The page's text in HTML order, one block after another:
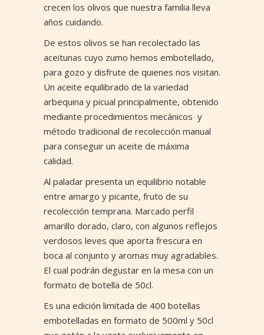
crecen los olivos que nuestra familia lleva
años cuidando.
De estos olivos se han recolectado las
aceitunas cuyo zumo hemos embotellado,
para gozo y disfrute de quienes nos visitan.
Un aceite equilibrado de la variedad
arbequina y picual principalmente, obtenido
mediante procedimientos mecánicos y
método tradicional de recolección manual
para conseguir un aceite de máxima
calidad.
Al paladar presenta un equilibrio notable
entre amargo y picante, fruto de su
recolección temprana. Marcado perfil
amarillo dorado, claro, con algunos reflejos
verdosos leves que aporta frescura en
boca al conjunto y aromas muy agradables.
El cual podrán degustar en la mesa con un
formato de botella de 50cl.
Es una edición limitada de 400 botellas
embotelladas en formato de 500ml y 50cl
Jueves a Lunes de 08:00 am. - 00:00 am.
Martes y Miércoles cerrado.
Almuerzo / Lunch: 1:30 pm. - 04:00 pm.
Cena / Dinner: 7:00 pm. - 10:30 pm.
AVISO LEGAL POLÍTICA DE COOKIES